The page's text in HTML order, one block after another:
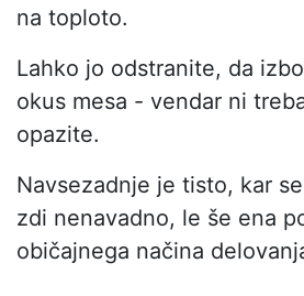
na toploto.
Lahko jo odstranite, da
okus mesa - vendar ni
opazite.
Navsezadnje je tisto, kar
zdi nenavadno, le še ena
običajnega načina